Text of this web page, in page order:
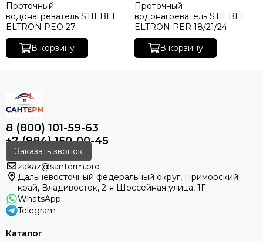
Проточный
водонагреватель STIEBEL
ELTRON PEO 27
В корзину
Проточный
водонагреватель STIEBEL
ELTRON PER 18/21/24
В корзину
8 (800) 101-59-63
+7 (984) 150-00-45
Заказать звонок
zakaz@santerm.pro
Дальневосточный федеральный округ, Приморский
край, Владивосток, 2-я Шоссейная улица, 1Г
WhatsApp
Telegram
Каталог